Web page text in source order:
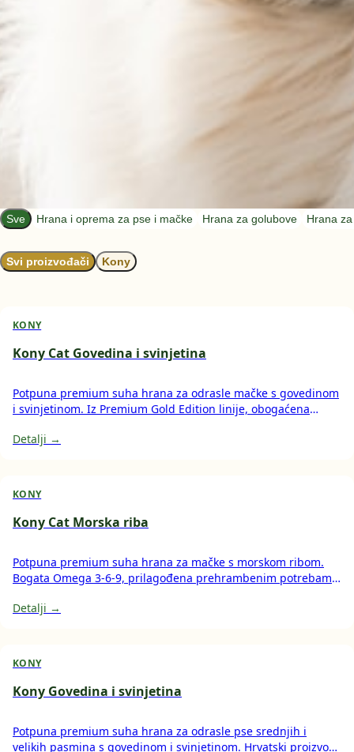
Sve Hrana i oprema za pse i mačke Hrana za golubove Hrana
Svi proizvođači Kony
KONY
Kony Cat Govedina i svinjetina
Potpuna premium suha hrana za odrasle mačke s govedinom
i svinjetinom. Iz Premium Gold Edition linije, obogaćena
Detalji →
KONY
Kony Cat Morska riba
Potpuna premium suha hrana za mačke s morskom ribom.
Bogata Omega 3-6-9, prilagođena prehrambenim potrebama
Detalji →
KONY
Kony Govedina i svinjetina
Potpuna premium suha hrana za odrasle pse srednjih i
velikih pasmina s govedinom i svinjetinom. Hrvatski proizvod